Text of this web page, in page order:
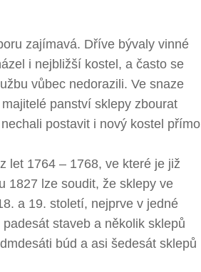
zajímavá. Dříve bývaly vinné
i nejbližší kostel, a často se
vůbec nedorazili. Ve snaze
panství sklepy zbourat
postavit i nový kostel přímo
let 1764 – 1768, ve které je již
1827 lze soudit, že sklepy ve
a 19. století, nejprve v jedné
staveb a několik sklepů
búd a asi šedesát sklepů